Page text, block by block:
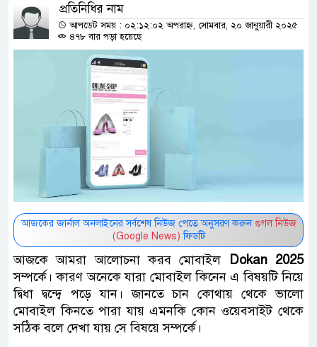
প্রতিনিধির নাম
আপডেট সময় : ০২:১২:০২ অপরাহ্ন, সোমবার, ২০ জানুয়ারী ২০২৫
৪৭৮ বার পড়া হয়েছে
আজকের জার্নাল অনলাইনের সর্বশেষ নিউজ পেতে অনুসরণ করুন গুগল নিউজ
(Google News) ফিডটি
আজকে আমরা আলোচনা করব মোবাইল ‌
Dokan 2025
সম্পর্কে। কারণ অনেকে যারা মোবাইল কিনেন এ বিষয়টি নিয়ে
দ্বিধা দ্বন্দ্বে পড়ে যান। জানতে চান কোথায় থেকে ভালো
মোবাইল কিনতে পারা যায় এমনকি কোন ওয়েবসাইট থেকে
সঠিক বলে দেখা যায় সে বিষয়ে সম্পর্কে।